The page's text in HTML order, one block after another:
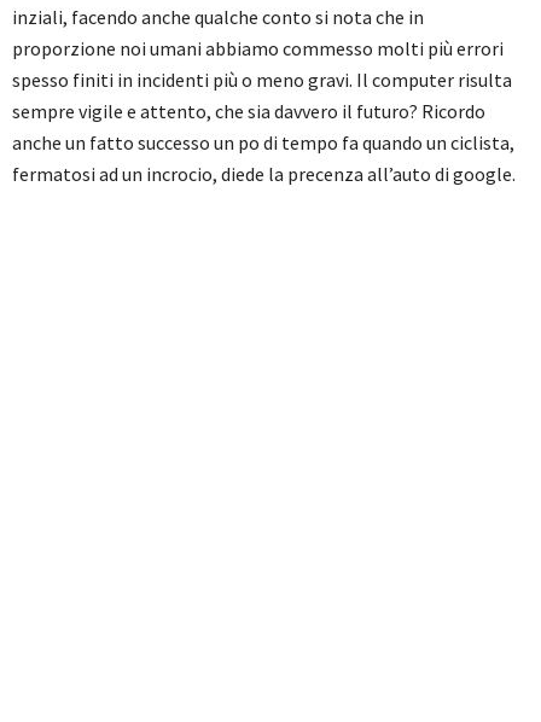
inziali, facendo anche qualche conto si nota che in
proporzione noi umani abbiamo commesso molti più errori
spesso finiti in incidenti più o meno gravi. Il computer risulta
sempre vigile e attento, che sia davvero il futuro? Ricordo
anche un fatto successo un po di tempo fa quando un ciclista,
fermatosi ad un incrocio, diede la precenza all’auto di google.